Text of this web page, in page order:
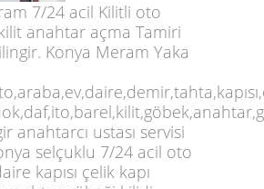
7/24 acil Kilitli oto
anahtar açma Tamiri
Konya Meram Yaka
anahtarcı ustası servisi
selçuklu 7/24 acil oto
kapısı çelik kapı